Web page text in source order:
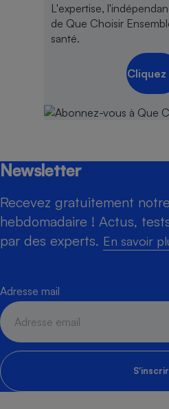
L'expertise,
de Que Choisir
santé.
Cliquez
Newsletter
Recevez gratuitement
hebdomadaire ! Actus,
par des experts. En savoir
Adresse mail